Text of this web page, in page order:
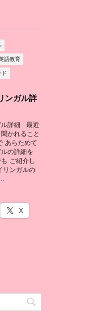
語教育
ド
ンガル詳
ル詳細 最近
かれること
あらためて
の詳細を
ご紹介し
リンガルの
X